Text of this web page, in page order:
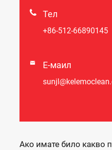
 Тел
+86-512-66890145
 Е-маил
Ако имате било какво